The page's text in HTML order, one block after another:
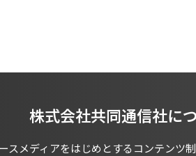
株式会社共同通信社に
スメディアをはじめとするコンテンツ